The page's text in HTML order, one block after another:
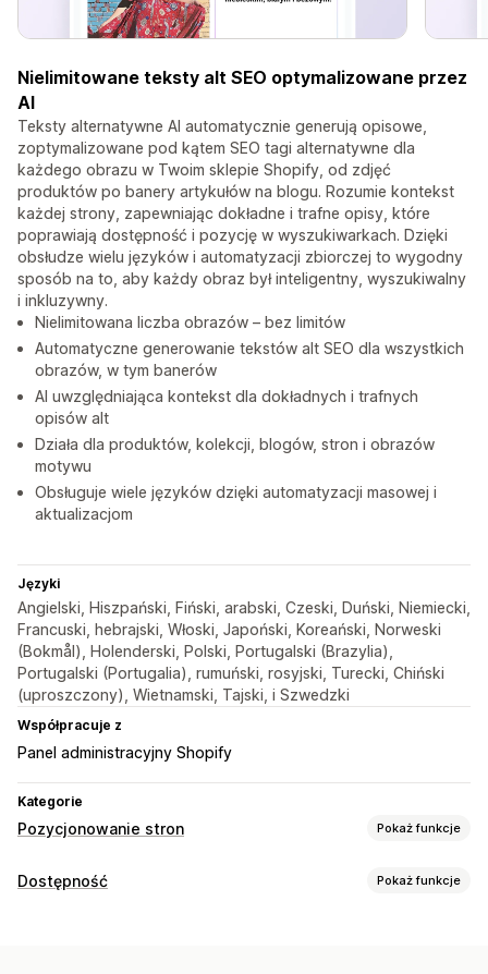
Nielimitowane teksty alt SEO optymalizowane przez
AI
Teksty alternatywne AI automatycznie generują opisowe,
zoptymalizowane pod kątem SEO tagi alternatywne dla
każdego obrazu w Twoim sklepie Shopify, od zdjęć
produktów po banery artykułów na blogu. Rozumie kontekst
każdej strony, zapewniając dokładne i trafne opisy, które
poprawiają dostępność i pozycję w wyszukiwarkach. Dzięki
obsłudze wielu języków i automatyzacji zbiorczej to wygodny
sposób na to, aby każdy obraz był inteligentny, wyszukiwalny
i inkluzywny.
Nielimitowana liczba obrazów – bez limitów
Automatyczne generowanie tekstów alt SEO dla wszystkich
obrazów, w tym banerów
AI uwzględniająca kontekst dla dokładnych i trafnych
opisów alt
Działa dla produktów, kolekcji, blogów, stron i obrazów
motywu
Obsługuje wiele języków dzięki automatyzacji masowej i
aktualizacjom
Języki
Angielski, Hiszpański, Fiński, arabski, Czeski, Duński, Niemiecki,
Francuski, hebrajski, Włoski, Japoński, Koreański, Norweski
(Bokmål), Holenderski, Polski, Portugalski (Brazylia),
Portugalski (Portugalia), rumuński, rosyjski, Turecki, Chiński
(uproszczony), Wietnamski, Tajski, i Szwedzki
Współpracuje z
Panel administracyjny Shopify
Kategorie
Pozycjonowanie stron Pokaż funkcje
Narzędzia SEO
Dostępność Pokaż funkcje